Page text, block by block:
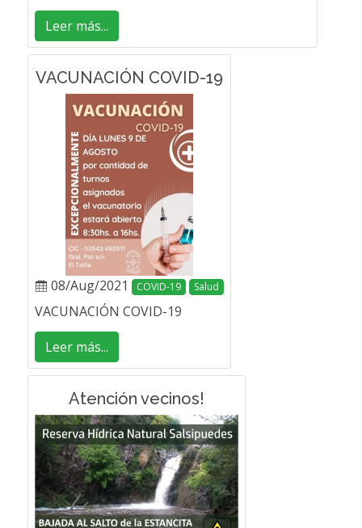
Leer más...
VACUNACIÓN COVID-19
08/Aug/2021 COVID-19 Salud
VACUNACIÓN COVID-19
Leer más...
Atención vecinos!